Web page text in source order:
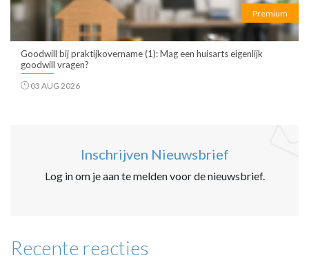
Premium
Goodwill bij praktijkovername (1): Mag een huisarts eigenlijk
goodwill vragen?
03 AUG 2026
Inschrijven Nieuwsbrief
Log in om je aan te melden voor de nieuwsbrief.
Recente reacties